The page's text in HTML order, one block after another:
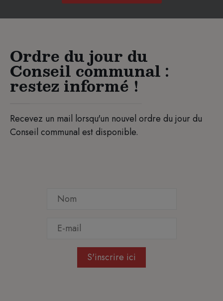
Ordre du jour du
Conseil communal :
restez informé !
Recevez un mail lorsqu'un nouvel ordre du jour du
Conseil communal est disponible.
S'inscrire ici